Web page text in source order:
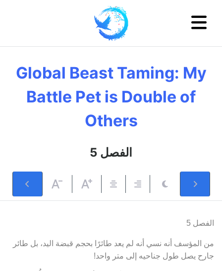
Global Beast Taming: My
Battle Pet is Double of
Others
الفصل 5
الفصل 5
من المؤسف أنه نسي أنه لم يعد طائرًا بحجم قبضة اليد، بل طائر
جارح يصل طول جناحيه إلى متر واحد!